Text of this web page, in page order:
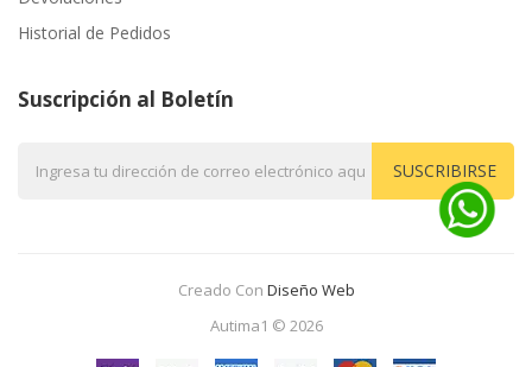
Historial de Pedidos
Suscripción al Boletín
SUSCRIBIRSE
Creado Con Diseño Web
Autima1 © 2026